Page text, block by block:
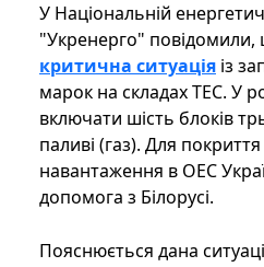
У Національній
"Укренерго" повідомили,
критична ситуація із
марок на складах ТЕС. У
включати шість блоків
паливі (газ). Для
навантаження в ОЕС
допомога з Білорусі.
Пояснюється дана